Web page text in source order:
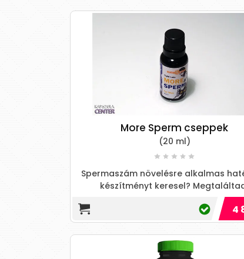
More Sperm cseppek
(20 ml)
Spermaszám növelésre alkalmas
készítményt keresel?
4